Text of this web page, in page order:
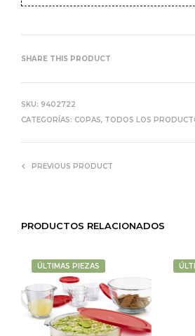
SHARE THIS PRODUCT
SKU: 9402722
CATEGORÍAS: COPAS, TODOS LOS
PREVIOUS PRODUCT
PRODUCTOS RELACIONADOS
ÚLTIMAS PIEZAS